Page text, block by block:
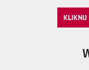
KLIKNIJ